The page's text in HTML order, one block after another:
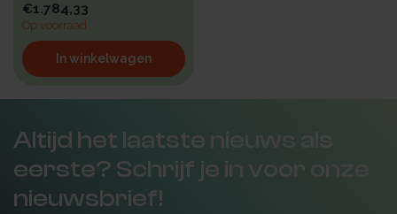
€1.784,33
Op voorraad
In winkelwagen
Altijd het laatste nieuws als
eerste? Schrijf je in voor onze
nieuwsbrief!